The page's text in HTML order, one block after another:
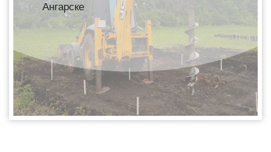
Ангарске